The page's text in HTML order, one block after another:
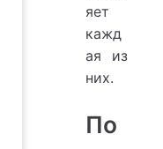
яет
кажд
ая из
них.
По